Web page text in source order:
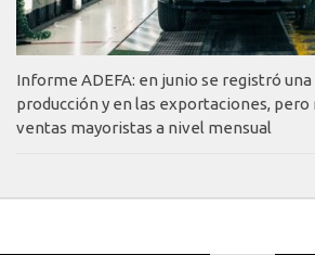
Informe ADEFA: en junio se registró una
producción y en las exportaciones,
ventas mayoristas a nivel mensual